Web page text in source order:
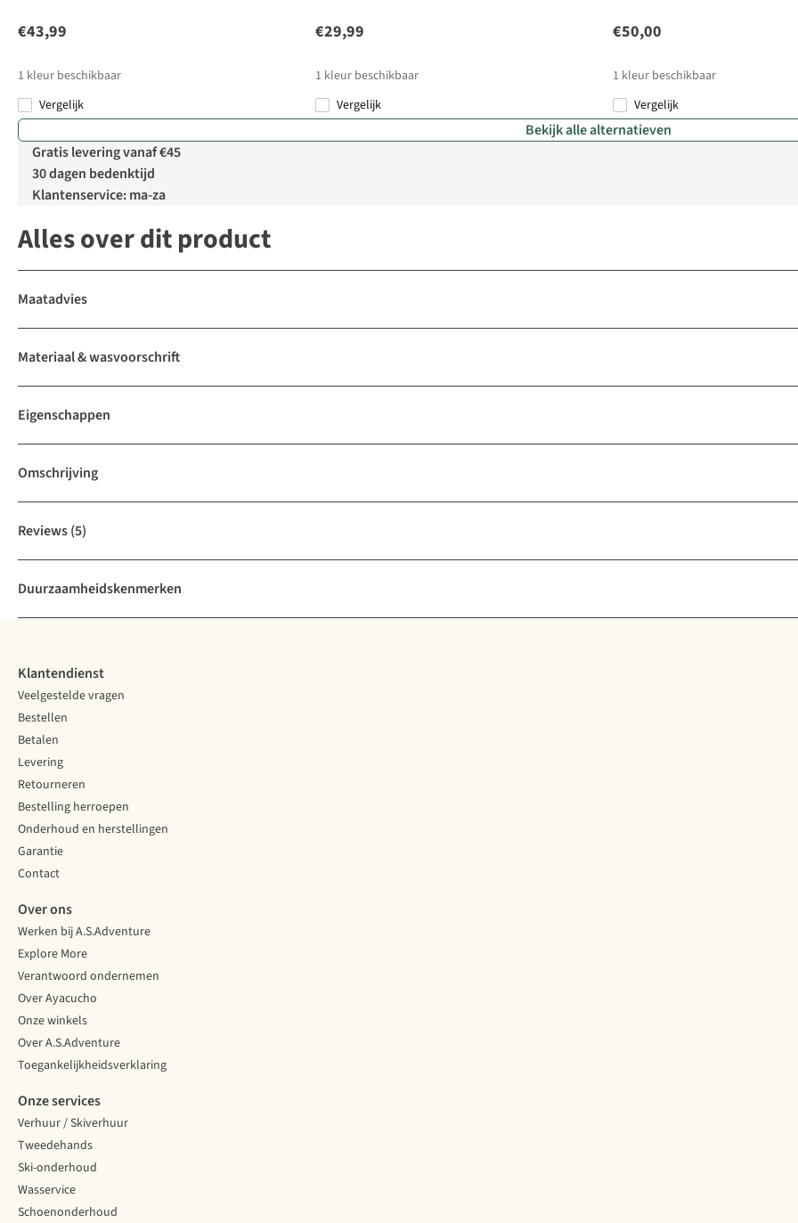
€43,99
1 kleur beschikbaar
Vergelijk
€29,99
1 kleur beschikbaar
Vergelijk
€50,00
1 kleur beschikbaar
Vergelijk
Bekijk alle alternatieven
Gratis levering vanaf €45
30 dagen bedenktijd
Klantenservice: ma-za
Alles over dit product
Maatadvies
Materiaal & wasvoorschrift
Eigenschappen
Omschrijving
Reviews(5)
Duurzaamheidskenmerken
Klantendienst
Veelgestelde vragen
Bestellen
Betalen
Levering
Retourneren
Bestelling herroepen
Onderhoud en herstellingen
Garantie
Contact
Over ons
Werken bij A.S.Adventure
Explore More
Verantwoord ondernemen
Over Ayacucho
Onze winkels
Over A.S.Adventure
Toegankelijkheidsverklaring
Onze services
Verhuur / Skiverhuur
Tweedehands
Ski-onderhoud
Wasservice
Schoenonderhoud